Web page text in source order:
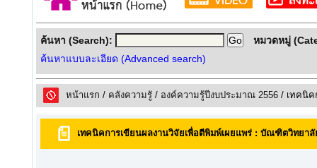
ค้นหา (Search):
ค้นหาแบบละเอียด (Advanced search)
หมวดหมู่
หน้าแรก / คลังความรูั / องค์ความรู้ปีงบประมาณ 2556 / เทคนิค
เทคนิคการเขียนผลงานวิจัยเพื่อตีพิมพ์เผยแพร่ : บัณฑิตวิทยาลั